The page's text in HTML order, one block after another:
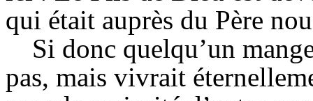
qui était auprès du Père
Si donc quelqu’un
pas, mais vivrait